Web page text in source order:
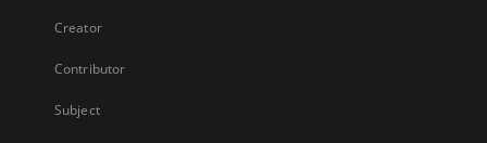
Creator
Contributor
Subject